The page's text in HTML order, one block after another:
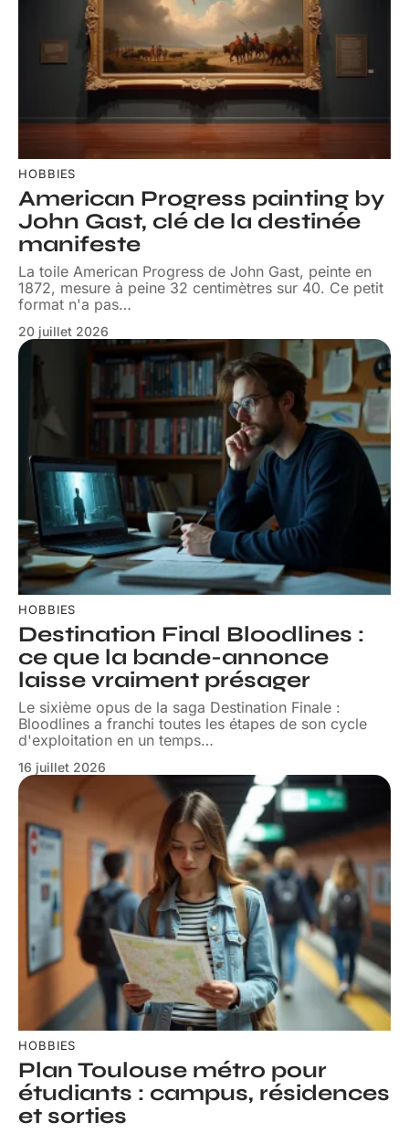
HOBBIES
American Progress painting by
John Gast, clé de la destinée
manifeste
La toile American Progress de John Gast, peinte en
1872, mesure à peine 32 centimètres sur 40. Ce petit
format n'a pas…
20 juillet 2026
HOBBIES
Destination Final Bloodlines :
ce que la bande-annonce
laisse vraiment présager
Le sixième opus de la saga Destination Finale :
Bloodlines a franchi toutes les étapes de son cycle
d'exploitation en un temps…
16 juillet 2026
HOBBIES
Plan Toulouse métro pour
étudiants : campus, résidences
et sorties